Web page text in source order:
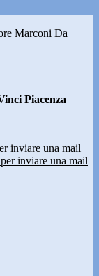
Marconi Da
Piacenza
inviare una mail
inviare una mail